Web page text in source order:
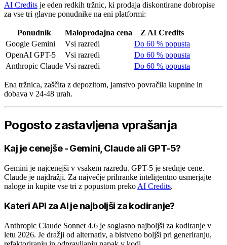
AI Credits je eden redkih tržnic, ki prodaja diskontirane dobropise
za vse tri glavne ponudnike na eni platformi:
Ponudnik Maloprodajna cena
Z AI Credits
Google Gemini
Vsi razredi
Do 60 % popusta
OpenAI GPT-5
Vsi razredi
Do 60 % popusta
Anthropic Claude Vsi razredi Do 60 % popusta
Ena tržnica, zaščita z depozitom, jamstvo povračila kupnine in
dobava v 24-48 urah.
Pogosto zastavljena vprašanja
Kaj je cenejše - Gemini, Claude ali GPT-5?
Gemini je najcenejši v vsakem razredu. GPT-5 je srednje cene.
Claude je najdražji. Za največje prihranke inteligentno usmerjajte
naloge in kupite vse tri z popustom preko AI Credits.
Kateri API za AI je najboljši za kodiranje?
Anthropic Claude Sonnet 4.6 je soglasno najboljši za kodiranje v
letu 2026. Je dražji od alternativ, a bistveno boljši pri generiranju,